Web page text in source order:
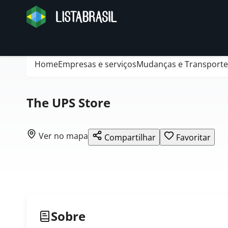
HomeEmpresas e serviçosMudanças e
The UPS Store
Ver no mapa Compartilhar Favoritar
Sobre